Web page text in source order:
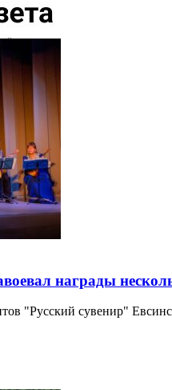
награды
"Русский сувенир"